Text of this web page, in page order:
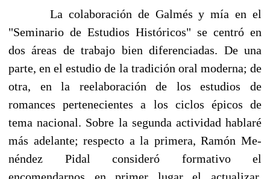
La colaboración de Galmés y mía en el
"Seminario de Estudios Históricos" se centró en
dos áreas de trabajo bien diferenciadas. De una
parte, en el estudio de la tradición oral moderna; de
otra, en la reelaboración de los estudios de
romances pertenecientes a los ciclos épicos de
tema nacional. Sobre la segunda actividad hablaré
más adelante; respecto a la primera, Ramón Me­
néndez Pidal consideró formativo el